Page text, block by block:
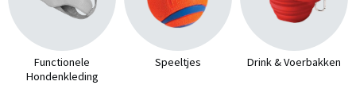
Functionele
Hondenkleding
Speeltjes Drink & Voerbakken